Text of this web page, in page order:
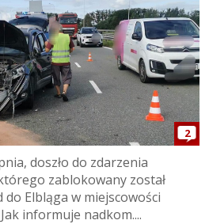
2
doszło do zdarzenia
zablokowany został
Elbląga w miejscowości
informuje nadkom....